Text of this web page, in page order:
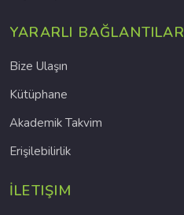
YARARLI BAĞLANTILAR
Bize Ulaşın
Kütüphane
Akademik Takvim
Erişilebilirlik
İLETIŞIM